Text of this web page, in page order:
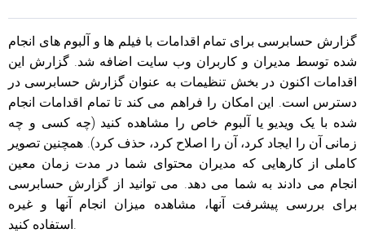
گزارش حسابرسی برای تمام اقدامات با فیلم ها و آلبوم های انجام
شده توسط مدیران و کاربران وب سایت اضافه شد. گزارش این
اقدامات اکنون در بخش تنظیمات به عنوان گزارش حسابرسی در
دسترس است. این امکان را فراهم می کند تا تمام اقدامات انجام
شده با یک ویدیو یا آلبوم خاص را مشاهده کنید (چه کسی و چه
زمانی آن را ایجاد کرد، آن را اصلاح کرد، حذف کرد). همچنین تصویر
کاملی از کارهایی که مدیران محتوای شما در مدت زمان معین
انجام می دادند به شما می دهد. می توانید از گزارش حسابرسی
برای بررسی پیشرفت آنها، مشاهده میزان انجام آنها و غیره
استفاده کنید.